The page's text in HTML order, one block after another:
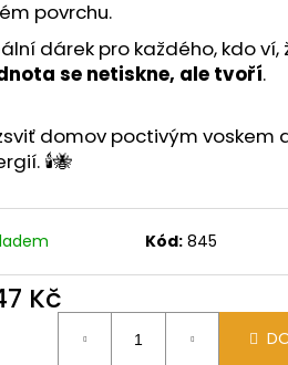
povrchu.
dárek pro každého, kdo ví,
se netiskne, ale tvoří.
domov poctivým voskem
🕯️🐝
Kód: 845
Kč